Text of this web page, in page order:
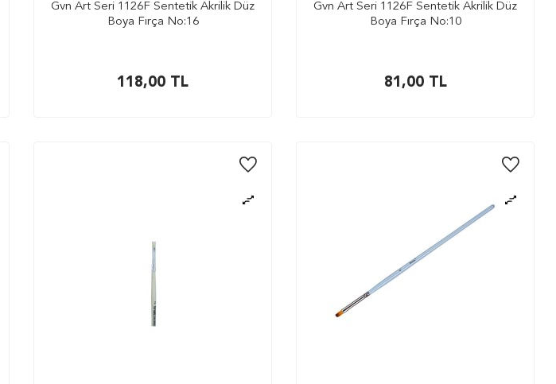
Gvn Art Seri 1126F Sentetik Akrilik Düz
Boya Fırça No:16
118,00 TL
Gvn Art Seri 1126F Sentetik Akrilik Düz
Boya Fırça No:10
81,00TL